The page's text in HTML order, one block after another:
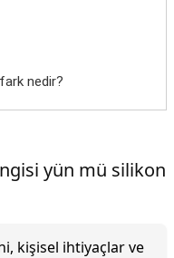
nedir?
yün mü silikon
kişisel ihtiyaçlar ve